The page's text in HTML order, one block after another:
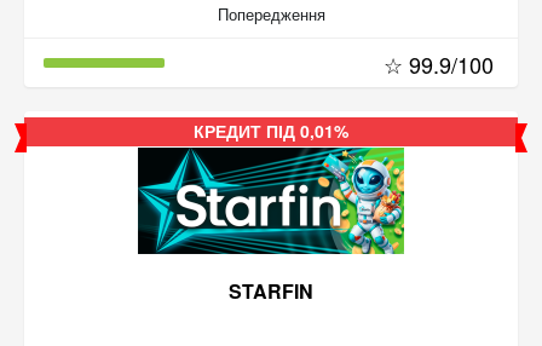
Попередження
☆ 99.9/100
КРЕДИТ ПІД 0,01%
STARFIN